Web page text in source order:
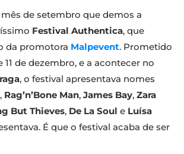
de setembro que demos a
Festival Authentica, que
da promotora Malpevent. Prometido
11 de dezembro, e a acontecer no
, o festival apresentava nomes
, Rag’n’Bone Man, James Bay, Zara
But Thieves, De La Soul e Luísa
É que o festival acaba de ser